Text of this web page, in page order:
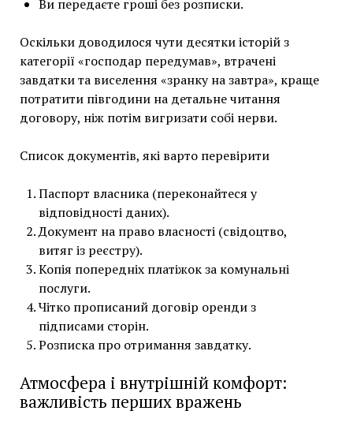
Ви передаєте гроші без розписки.
Оскільки доводилося чути десятки історій з
категорії «господар передумав», втрачені
завдатки та виселення «зранку на завтра», краще
потратити півгодини на детальне читання
договору, ніж потім вигризати собі нерви.
Список документів, які варто перевірити
Паспорт власника (переконайтеся у
відповідності даних).
Документ на право власності (свідоцтво,
витяг із реєстру).
Копія попередніх платіжок за комунальні
послуги.
Чітко прописаний договір оренди з
підписами сторін.
Розписка про отримання завдатку.
Атмосфера і внутрішній комфорт:
важливість перших вражень